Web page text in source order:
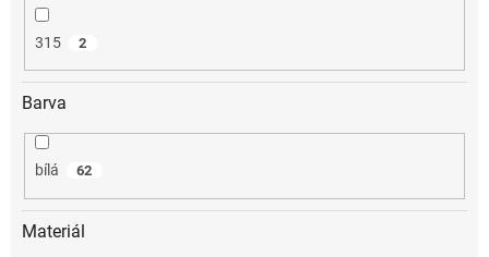
315 2
Barva
bílá 62
Materiál